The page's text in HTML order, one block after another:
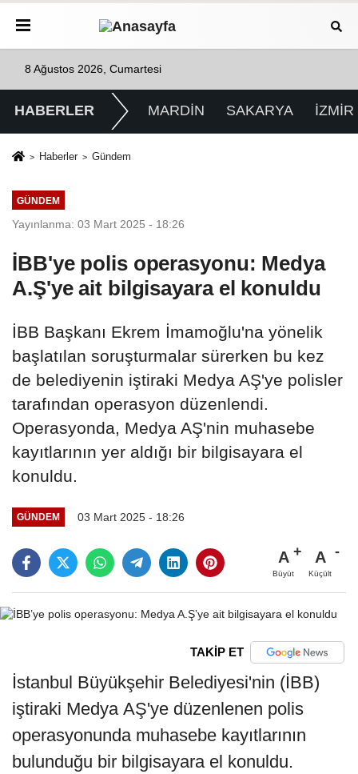
8 Ağustos 2026, Cumartesi
HABERLER MARDİN SAKARYA İZMİR
Haberler Gündem
GÜNDEM
Yayınlanma: 03 Mart 2025 - 18:26
İBB'ye polis operasyonu: Medya
A.Ş'ye ait bilgisayara el konuldu
İBB Başkanı Ekrem İmamoğlu'na yönelik
başlatılan soruşturmalar sürerken bu kez
de belediyenin iştiraki Medya AŞ'ye polisler
tarafından operasyon düzenlendi.
Operasyonda, Medya AŞ'nin muhasebe
kayıtlarının yer aldığı bir bilgisayara el
konuldu.
GÜNDEM 03 Mart 2025 - 18:26
A
Büyüt
A
Küçült
TAKİP ET
İstanbul Büyükşehir Belediyesi'nin (İBB)
iştiraki Medya AŞ'ye düzenlenen polis
operasyonunda muhasebe kayıtlarının
bulunduğu bir bilgisayara el konuldu.